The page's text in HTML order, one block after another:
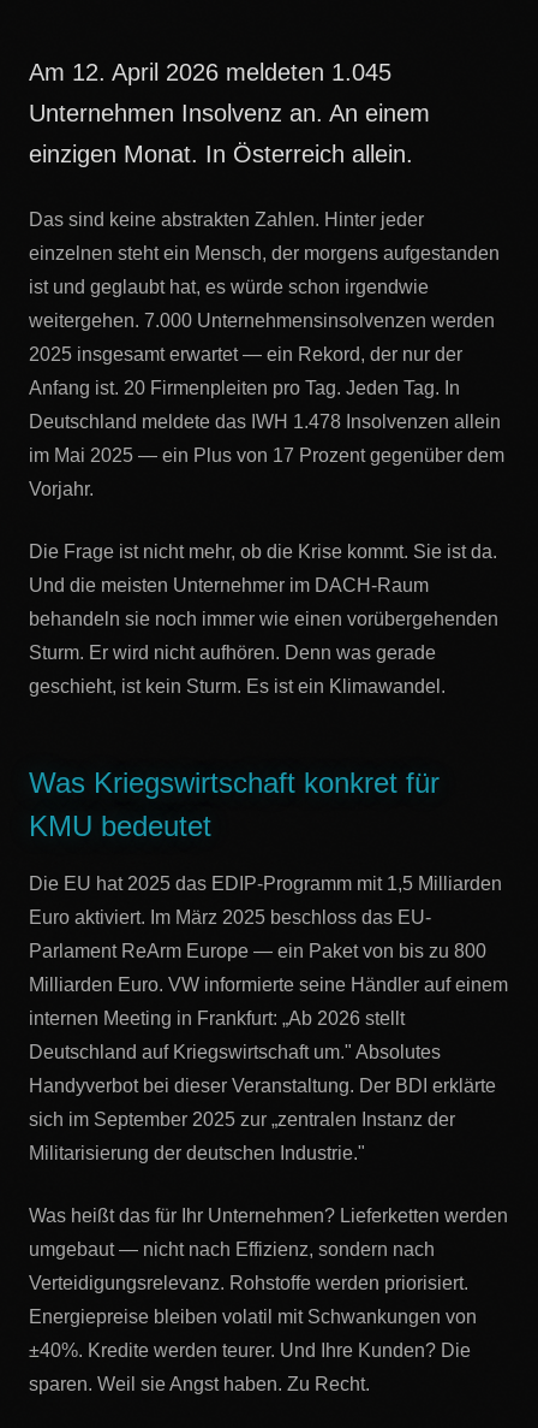
Am 12. April 2026 meldeten 1.045
Unternehmen Insolvenz an. An einem
einzigen Monat. In Österreich allein.
Das sind keine abstrakten Zahlen. Hinter jeder
einzelnen steht ein Mensch, der morgens aufgestanden
ist und geglaubt hat, es würde schon irgendwie
weitergehen. 7.000 Unternehmensinsolvenzen werden
2025 insgesamt erwartet — ein Rekord, der nur der
Anfang ist. 20 Firmenpleiten pro Tag. Jeden Tag. In
Deutschland meldete das IWH 1.478 Insolvenzen allein
im Mai 2025 — ein Plus von 17 Prozent gegenüber dem
Vorjahr.
Die Frage ist nicht mehr, ob die Krise kommt. Sie ist da.
Und die meisten Unternehmer im DACH-Raum
behandeln sie noch immer wie einen vorübergehenden
Sturm. Er wird nicht aufhören. Denn was gerade
geschieht, ist kein Sturm. Es ist ein Klimawandel.
Was Kriegswirtschaft konkret für
KMU bedeutet
Die EU hat 2025 das EDIP-Programm mit 1,5 Milliarden
Euro aktiviert. Im März 2025 beschloss das EU-
Parlament ReArm Europe — ein Paket von bis zu 800
Milliarden Euro. VW informierte seine Händler auf einem
internen Meeting in Frankfurt: „Ab 2026 stellt
Deutschland auf Kriegswirtschaft um." Absolutes
Handyverbot bei dieser Veranstaltung. Der BDI erklärte
sich im September 2025 zur „zentralen Instanz der
Militarisierung der deutschen Industrie."
Was heißt das für Ihr Unternehmen? Lieferketten werden
umgebaut — nicht nach Effizienz, sondern nach
Verteidigungsrelevanz. Rohstoffe werden priorisiert.
Energiepreise bleiben volatil mit Schwankungen von
±40%. Kredite werden teurer. Und Ihre Kunden? Die
sparen. Weil sie Angst haben. Zu Recht.